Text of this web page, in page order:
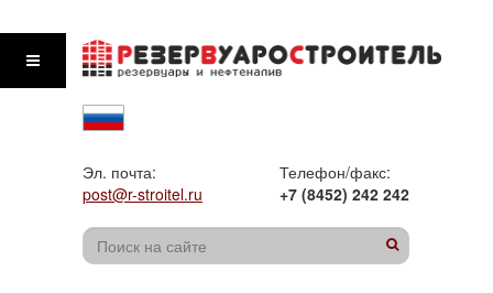
Эл. почта:
post@r-stroitel.ru
Телефон/факс:
+7 (8452) 242 242